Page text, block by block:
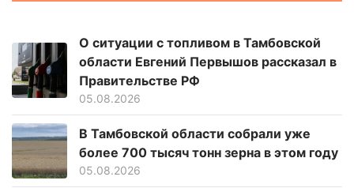
О ситуации с топливом в Тамбовской
области Евгений Первышов рассказал в
Правительстве РФ
05.08.2026
В Тамбовской области собрали уже
более 700 тысяч тонн зерна в этом году
05.08.2026